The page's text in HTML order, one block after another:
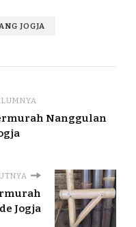
JOGJA
Nanggulan
Jogja